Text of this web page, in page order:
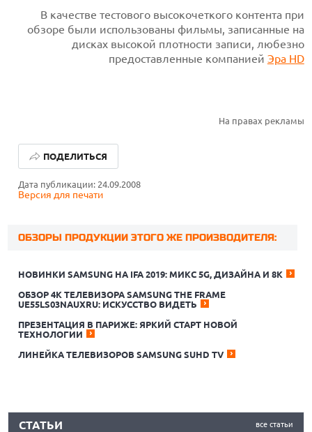
В качестве тестового высокочеткого контента при
обзоре были использованы фильмы, записанные на
дисках высокой плотности записи, любезно
предоставленные компанией Эра HD
На правах рекламы
Дата публикации: 24.09.2008
Версия для печати
ПОДЕЛИТЬСЯ
ОБЗОРЫ ПРОДУКЦИИ ЭТОГО ЖЕ ПРОИЗВОДИТЕЛЯ:
НОВИНКИ SAMSUNG НА IFA 2019: МИКС 5G, ДИЗАЙНА И 8K
ОБЗОР 4К ТЕЛЕВИЗОРА SAMSUNG THE FRAME
UE55LS03NAUXRU: ИСКУССТВО ВИДЕТЬ
ПРЕЗЕНТАЦИЯ В ПАРИЖЕ: ЯРКИЙ СТАРТ НОВОЙ
ТЕХНОЛОГИИ
ЛИНЕЙКА ТЕЛЕВИЗОРОВ SAMSUNG SUHD TV
все статьи
СТАТЬИ
ЛУЧШИЕ АВТОНОМНЫЕ ГАЗОНОКОСИЛКИ В 2026 ГОДУ
ЛУЧШИЕ ВИДЕОРЕГИСТРАТОРЫ В 2026 ГОДУ